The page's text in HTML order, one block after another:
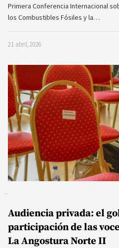
Primera Conferencia Internacional
los Combustibles Fósiles y la…
21 abril, 2026
Audiencia privada: el
participación de las
La Angostura Norte II